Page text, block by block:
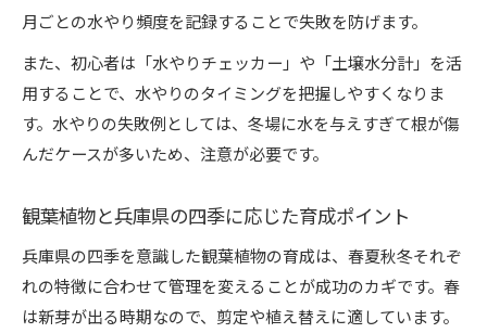
月ごとの水やり頻度を記録することで失敗を防げます。
また、初心者は「水やりチェッカー」や「土壌水分計」を活
用することで、水やりのタイミングを把握しやすくなりま
す。水やりの失敗例としては、冬場に水を与えすぎて根が傷
んだケースが多いため、注意が必要です。
観葉植物と兵庫県の四季に応じた育成ポイント
兵庫県の四季を意識した観葉植物の育成は、春夏秋冬それぞ
れの特徴に合わせて管理を変えることが成功のカギです。春
は新芽が出る時期なので、剪定や植え替えに適しています。